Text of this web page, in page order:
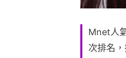
Mnet人
次排名